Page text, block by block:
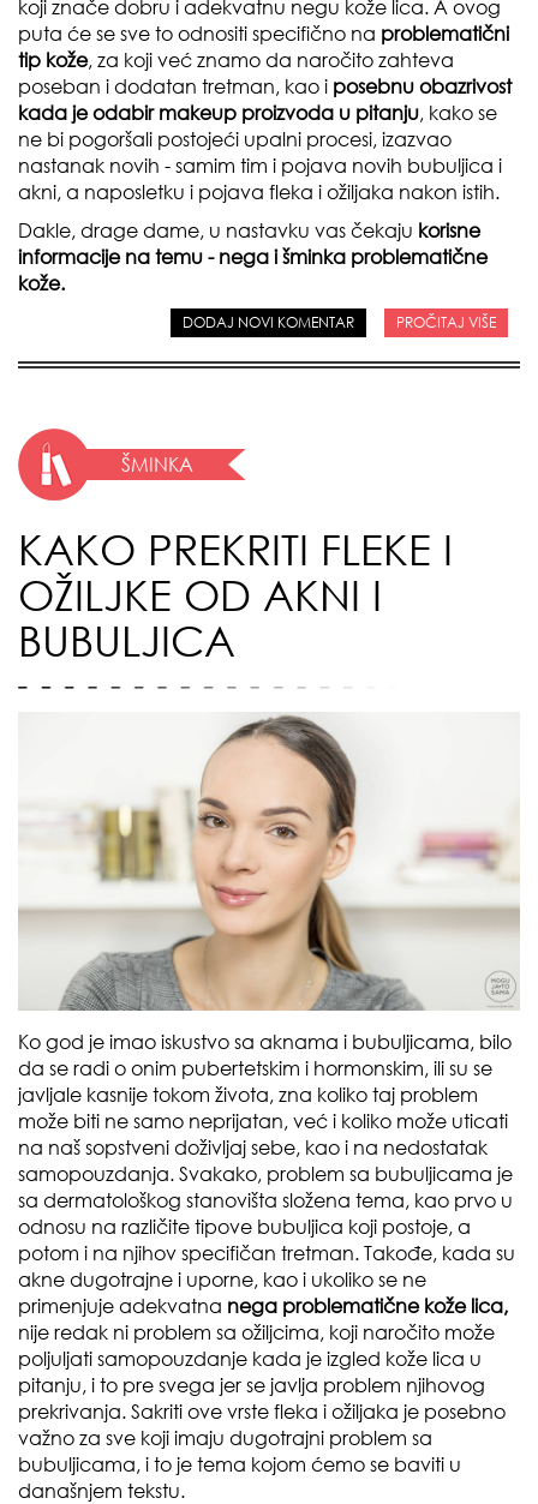
koji znače dobru i adekvatnu negu kože lica. A ovog
puta će se sve to odnositi specifično na problematični
tip kože, za koji već znamo da naročito zahteva
poseban i dodatan tretman, kao i posebnu obazrivost
kada je odabir makeup proizvoda u pitanju, kako se
ne bi pogoršali postojeći upalni procesi, izazvao
nastanak novih - samim tim i pojava novih bubuljica i
akni, a naposletku i pojava fleka i ožiljaka nakon istih.
Dakle, drage dame, u nastavku vas čekaju korisne
informacije na temu - nega i šminka problematične
kože.
DODAJ NOVI KOMENTAR PROČITAJ VIŠE
ŠMINKA
KAKO PREKRITI FLEKE I
OŽILJKE OD AKNI I
BUBULJICA
Ko god je imao iskustvo sa aknama i bubuljicama, bilo
da se radi o onim pubertetskim i hormonskim, ili su se
javljale kasnije tokom života, zna koliko taj problem
može biti ne samo neprijatan, već i koliko može uticati
na naš sopstveni doživljaj sebe, kao i na nedostatak
samopouzdanja. Svakako, problem sa bubuljicama je
sa dermatološkog stanovišta složena tema, kao prvo u
odnosu na različite tipove bubuljica koji postoje, a
potom i na njihov specifičan tretman. Takođe, kada su
akne dugotrajne i uporne, kao i ukoliko se ne
primenjuje adekvatna nega problematične kože lica,
nije redak ni problem sa ožiljcima, koji naročito može
poljuljati samopouzdanje kada je izgled kože lica u
pitanju, i to pre svega jer se javlja problem njihovog
prekrivanja. Sakriti ove vrste fleka i ožiljaka je posebno
važno za sve koji imaju dugotrajni problem sa
bubuljicama, i to je tema kojom ćemo se baviti u
današnjem tekstu.